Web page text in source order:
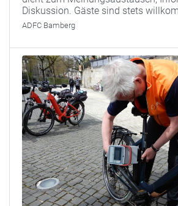
Diskussion. Gäste sind stets
ADFC Bamberg